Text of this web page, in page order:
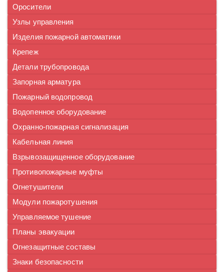
Оросители
Узлы управления
Изделия пожарной автоматики
Крепеж
Детали трубопровода
Запорная арматура
Пожарный водопровод
Водопенное оборудование
Охранно-пожарная сигнализация
Кабельная линия
Взрывозащищенное оборудование
Противопожарные муфты
Огнетушители
Модули пожаротушения
Управляемое тушение
Планы эвакуации
Огнезащитные составы
Знаки безопасности